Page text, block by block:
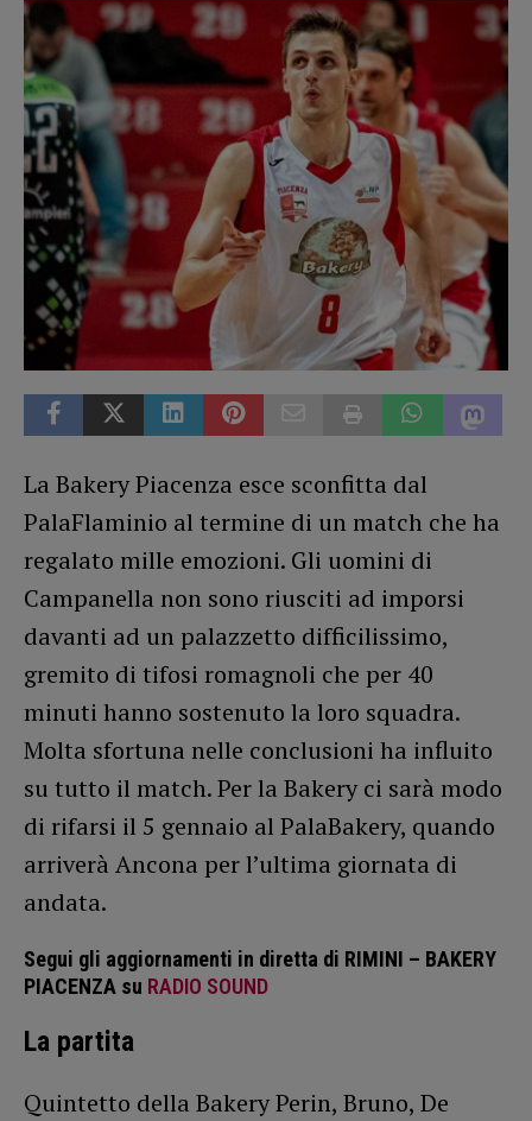
La Bakery Piacenza esce sconfitta dal
PalaFlaminio al termine di un match che ha
regalato mille emozioni. Gli uomini di
Campanella non sono riusciti ad imporsi
davanti ad un palazzetto difficilissimo,
gremito di tifosi romagnoli che per 40
minuti hanno sostenuto la loro squadra.
Molta sfortuna nelle conclusioni ha influito
su tutto il match. Per la Bakery ci sarà modo
di rifarsi il 5 gennaio al PalaBakery, quando
arriverà Ancona per l’ultima giornata di
andata.
Segui gli aggiornamenti in diretta di RIMINI – BAKERY
PIACENZA su RADIO SOUND
La partita
Quintetto della Bakery Perin, Bruno, De